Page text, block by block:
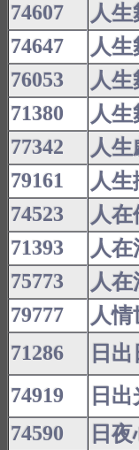
74607 人生
74647 人生
76053 人生
71380 人
77342 人
79161 人生
74523 人
71393 人在
75773 人在
79777 人
71286 日
74919 日
74590 日